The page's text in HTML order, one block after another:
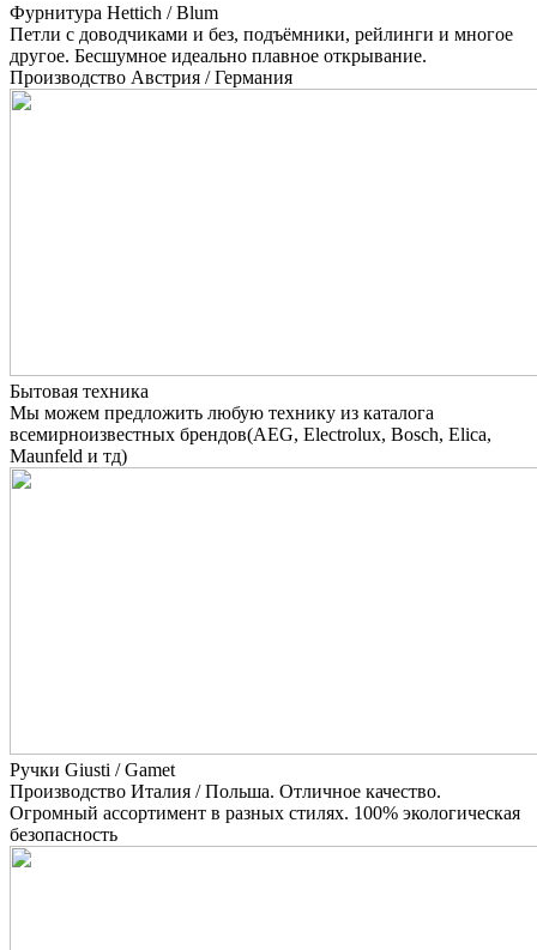
Фурнитура Hettich / Blum
Петли с доводчиками и без, подъёмники, рейлинги и многое
другое. Бесшумное идеально плавное открывание.
Производство Австрия / Германия
Бытовая техника
Мы можем предложить любую технику из каталога
всемирноизвестных брендов(AEG, Electrolux, Bosch, Elica,
Maunfeld и тд)
Ручки Giusti / Gamet
Производство Италия / Польша. Отличное качество.
Огромный ассортимент в разных стилях. 100% экологическая
безопасность